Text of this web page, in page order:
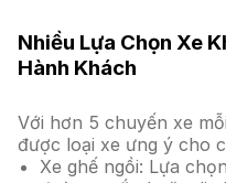
Nhiều Lựa Chọn Xe
Hành Khách
Với hơn 5 chuyến xe
được loại xe ưng ý cho
Xe ghế ngồi: Lựa